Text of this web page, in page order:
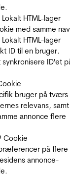
Lokalt HTML-lager
med samme
Lokalt HTML-lager
ID til en bruger.
ID'et
bruger på tværs
relevans, samt
annonce flere
Cookie
på flere
annonce-